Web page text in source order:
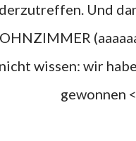
Und
wissen: wir
gewonnen